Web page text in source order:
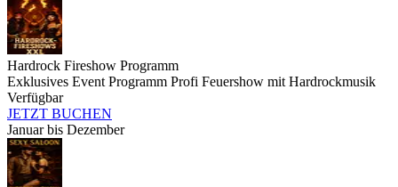
Hardrock Fireshow Programm
Exklusives Event Programm Profi Feuershow mit Hardrockmusik
Verfügbar
JETZT BUCHEN
Januar bis Dezember